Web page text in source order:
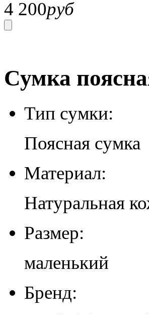
4 200руб
Сумка
Тип сумки:
Поясная сумка
Материал:
Натуральная
Размер:
маленький
Бренд: